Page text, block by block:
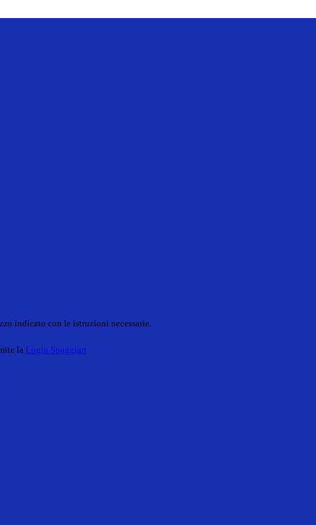
indicato con le istruzioni necessarie.
la Login Spaggiari